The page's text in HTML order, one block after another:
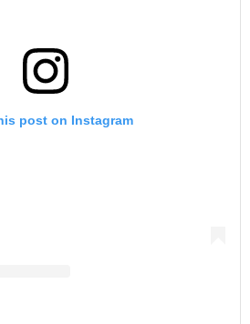
post on Instagram